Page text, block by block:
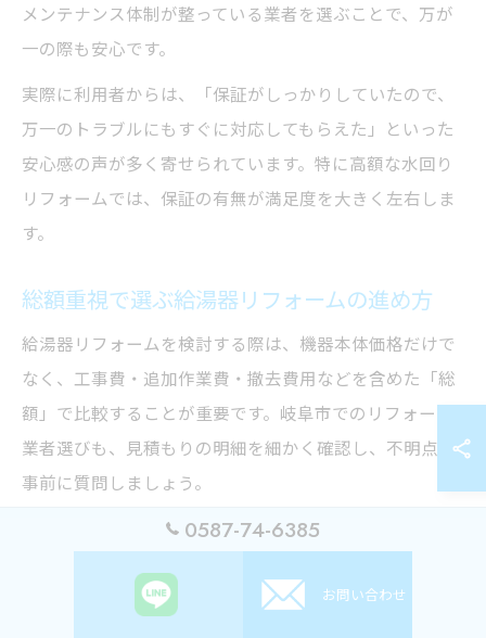
メンテナンス体制が整っている業者を選ぶことで、万が
一の際も安心です。
実際に利用者からは、「保証がしっかりしていたので、
万一のトラブルにもすぐに対応してもらえた」といった
安心感の声が多く寄せられています。特に高額な水回り
リフォームでは、保証の有無が満足度を大きく左右しま
す。
総額重視で選ぶ給湯器リフォームの進め方
給湯器リフォームを検討する際は、機器本体価格だけで
なく、工事費・追加作業費・撤去費用などを含めた「総
額」で比較することが重要です。岐阜市でのリフォーム
業者選びも、見積もりの明細を細かく確認し、不明点は
事前に質問しましょう。
総額を重視することで、後から追加費用が発生するリス
た、補助金やキャンペーンの有無も総額に大きく影響す
0587-74-6385
お問い合わせ